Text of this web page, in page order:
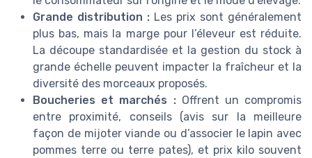
Grande distribution : Les prix sont généralement
plus bas, mais la marge pour l’éleveur est réduite.
La découpe standardisée et la gestion du stock à
grande échelle peuvent impacter la fraîcheur et la
diversité des morceaux proposés.
Boucheries et marchés :Offrent un compromis
entre proximité, conseils (avis sur la meilleure
façon de mijoter viande ou d’associer le lapin avec
pommes terre ou terre pates), et prix kilo souvent